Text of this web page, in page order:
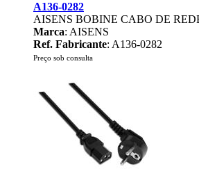
A136-0282
AISENS BOBINE CABO DE
Marca: AISENS
Ref. Fabricante: A136-0282
Preço sob consulta